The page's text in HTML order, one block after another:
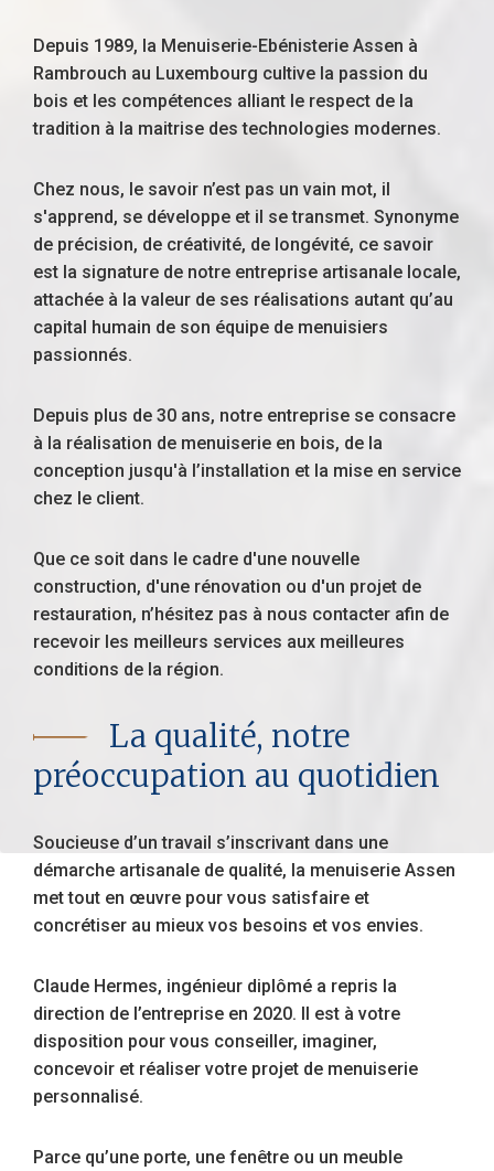
Depuis 1989, la Menuiserie-Ebénisterie Assen à
Rambrouch au Luxembourg cultive la passion du
bois et les compétences alliant le respect de la
tradition à la maitrise des technologies modernes.
Chez nous, le savoir n’est pas un vain mot, il
s'apprend, se développe et il se transmet. Synonyme
de précision, de créativité, de longévité, ce savoir
est la signature de notre entreprise artisanale locale,
attachée à la valeur de ses réalisations autant qu’au
capital humain de son équipe de menuisiers
passionnés.
Depuis plus de 30 ans, notre entreprise se consacre
à la réalisation de menuiserie en bois, de la
conception jusqu'à l’installation et la mise en service
chez le client.
Que ce soit dans le cadre d'une nouvelle
construction, d'une rénovation ou d'un projet de
restauration, n’hésitez pas à nous contacter afin de
recevoir les meilleurs services aux meilleures
conditions de la région.
La qualité, notre
préoccupation au quotidien
Soucieuse d’un travail s’inscrivant dans une
démarche artisanale de qualité, la menuiserie Assen
met tout en œuvre pour vous satisfaire et
concrétiser au mieux vos besoins et vos envies.
Claude Hermes, ingénieur diplômé a repris la
direction de l’entreprise en 2020. Il est à votre
disposition pour vous conseiller, imaginer,
concevoir et réaliser votre projet de menuiserie
personnalisé.
Parce qu’une porte, une fenêtre ou un meuble